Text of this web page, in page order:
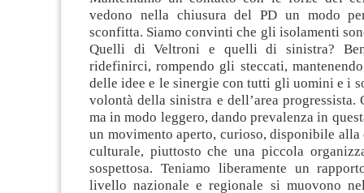
vedono nella chiusura del PD un modo
sconfitta. Siamo convinti che gli isolamenti
Quelli di Veltroni e quelli di sinistra?
ridefinirci, rompendo gli steccati,
delle idee e le sinergie con tutti gli uomini e i
volontà della sinistra e dell’area progressista.
ma in modo leggero, dando prevalenza in
un movimento aperto, curioso, disponibile alla
culturale, piuttosto che una piccola
sospettosa. Teniamo liberamente un
livello nazionale e regionale si muovono